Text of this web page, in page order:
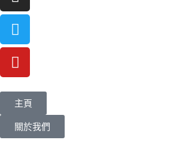
主頁
關於我們